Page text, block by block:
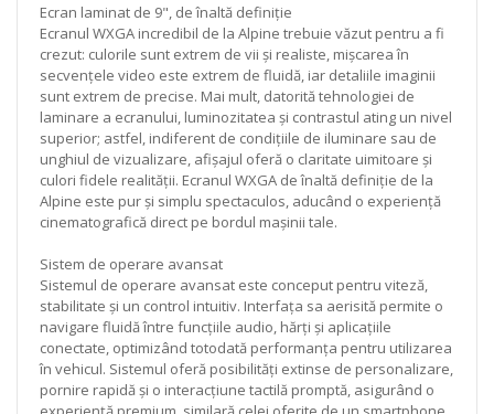
Ecran laminat de 9", de înaltă definiție
Ecranul WXGA incredibil de la Alpine trebuie văzut pentru a fi
crezut: culorile sunt extrem de vii și realiste, mișcarea în
secvențele video este extrem de fluidă, iar detaliile imaginii
sunt extrem de precise. Mai mult, datorită tehnologiei de
laminare a ecranului, luminozitatea și contrastul ating un nivel
superior; astfel, indiferent de condițiile de iluminare sau de
unghiul de vizualizare, afișajul oferă o claritate uimitoare și
culori fidele realității. Ecranul WXGA de înaltă definiție de la
Alpine este pur și simplu spectaculos, aducând o experiență
cinematografică direct pe bordul mașinii tale.
Sistem de operare avansat
Sistemul de operare avansat este conceput pentru viteză,
stabilitate și un control intuitiv. Interfața sa aerisită permite o
navigare fluidă între funcțiile audio, hărți și aplicațiile
conectate, optimizând totodată performanța pentru utilizarea
în vehicul. Sistemul oferă posibilități extinse de personalizare,
pornire rapidă și o interacțiune tactilă promptă, asigurând o